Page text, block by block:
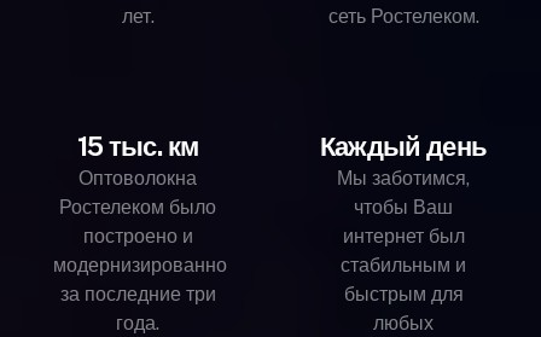
лет. сеть Ростелеком.
15 тыс. км
Оптоволокна
Ростелеком было
построено и
модернизированно
за последние три
года.
Каждый день
Мы заботимся,
чтобы Ваш
интернет был
стабильным и
быстрым для
любых